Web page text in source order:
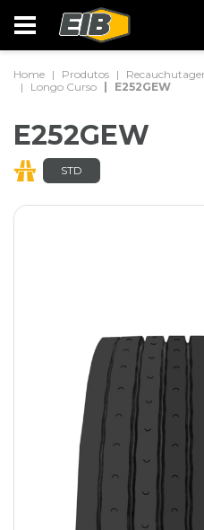
Home Produtos
Longo Curso
E252GEW
E252GEW
STD